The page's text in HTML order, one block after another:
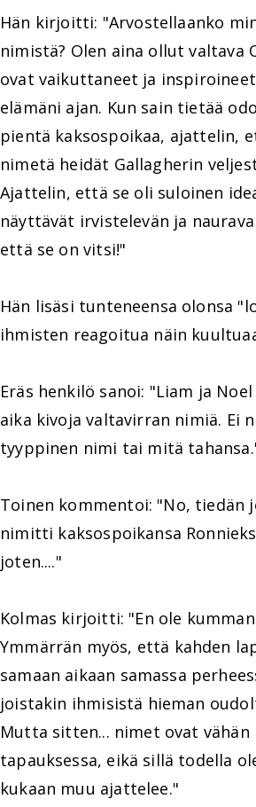
Hän kirjoitti: "Arvostellaanko
nimistä? Olen aina ollut valtava
ovat vaikuttaneet ja
elämäni ajan. Kun sain tietää
pientä kaksospoikaa, ajattelin,
nimetä heidät Gallagherin
Ajattelin, että se oli suloinen
näyttävät irvistelevän ja
että se on vitsi!"
Hän lisäsi tunteneensa olonsa
ihmisten reagoitua näin
Eräs henkilö sanoi: "Liam ja
aika kivoja valtavirran nimiä. Ei
tyyppinen nimi tai mitä
Toinen kommentoi: "No, tiedän
nimitti kaksospoikansa
joten...."
Kolmas kirjoitti: "En ole
Ymmärrän myös, että kahden
samaan aikaan samassa
joistakin ihmisistä hieman
Mutta sitten... nimet ovat vähän
tapauksessa, eikä sillä todella
kukaan muu ajattelee."